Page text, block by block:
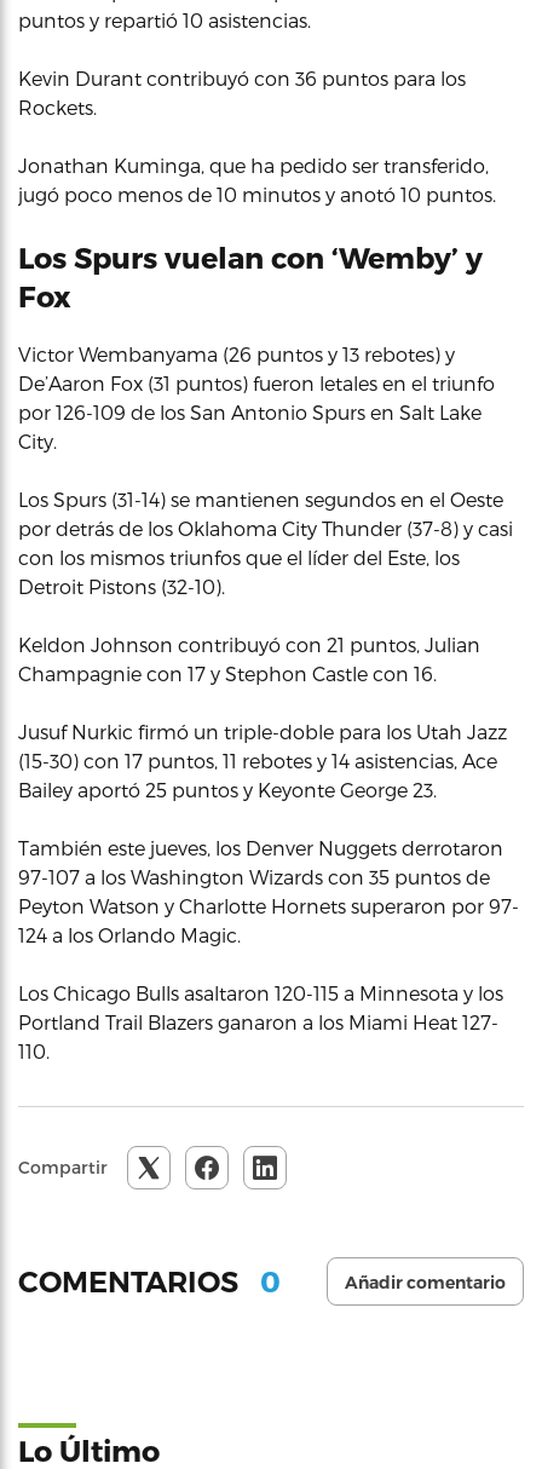
puntos y repartió 10 asistencias.
Kevin Durant contribuyó con 36 puntos para los
Rockets.
Jonathan Kuminga, que ha pedido ser transferido,
jugó poco menos de 10 minutos y anotó 10 puntos.
Los Spurs vuelan con ‘Wemby’ y
Fox
Victor Wembanyama (26 puntos y 13 rebotes) y
De’Aaron Fox (31 puntos) fueron letales en el triunfo
por 126-109 de los San Antonio Spurs en Salt Lake
City.
Los Spurs (31-14) se mantienen segundos en el Oeste
por detrás de los Oklahoma City Thunder (37-8) y casi
con los mismos triunfos que el líder del Este, los
Detroit Pistons (32-10).
Keldon Johnson contribuyó con 21 puntos, Julian
Champagnie con 17 y Stephon Castle con 16.
Jusuf Nurkic firmó un triple-doble para los Utah Jazz
(15-30) con 17 puntos, 11 rebotes y 14 asistencias, Ace
Bailey aportó 25 puntos y Keyonte George 23.
También este jueves, los Denver Nuggets derrotaron
97-107 a los Washington Wizards con 35 puntos de
Peyton Watson y Charlotte Hornets superaron por 97-
124 a los Orlando Magic.
Los Chicago Bulls asaltaron 120-115 a Minnesota y los
Portland Trail Blazers ganaron a los Miami Heat 127-
110.
Compartir
COMENTARIOS 0 Añadir comentario
Lo Último